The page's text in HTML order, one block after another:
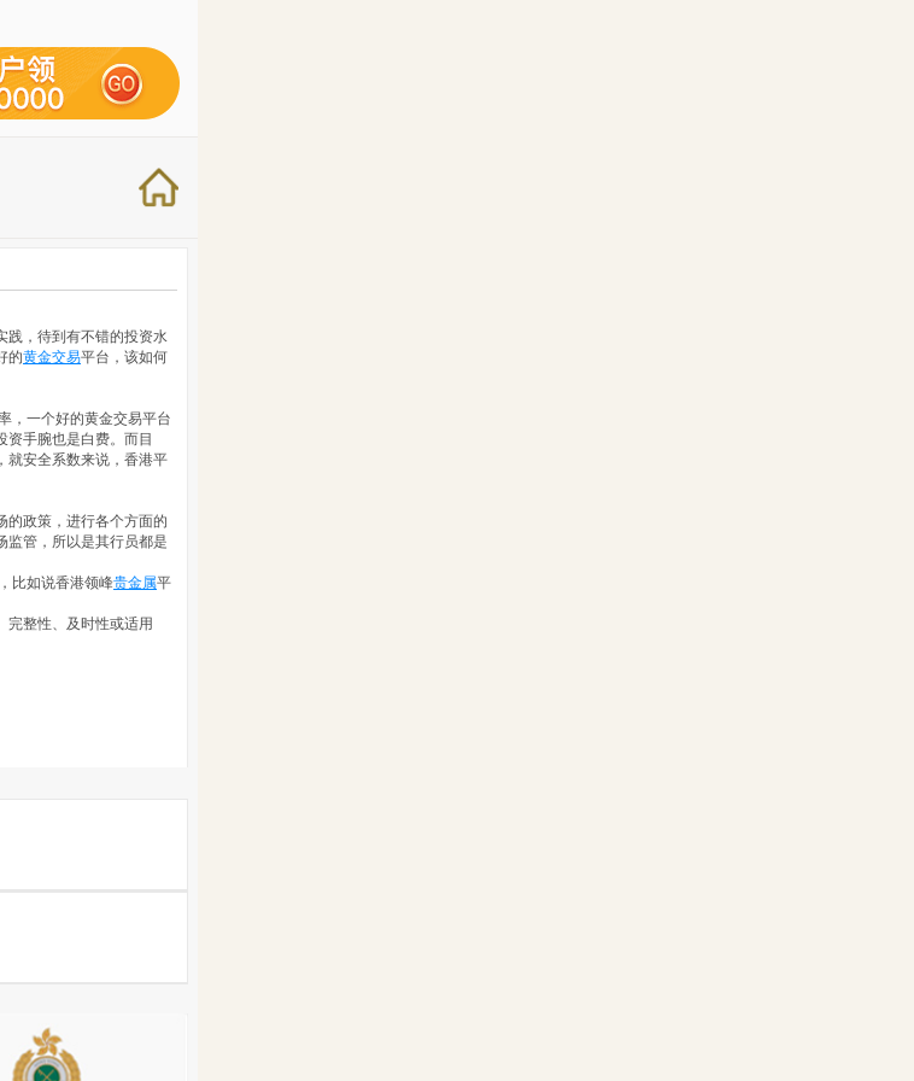
践，待到有不错的投资水
的黄金交易平台，该如何
，一个好的黄金交易平台
手腕也是白费。而目
就安全系数来说，香港平
的政策，进行各个方面的
监管，所以是其行员都是
比如说香港领峰贵金属平
完整性、及时性或适用